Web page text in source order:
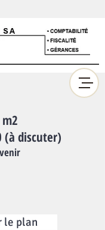
(à discuter)
le plan